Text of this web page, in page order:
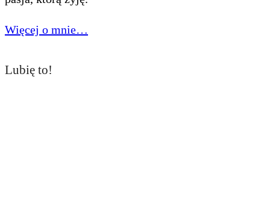
Więcej o mnie…
Lubię to!